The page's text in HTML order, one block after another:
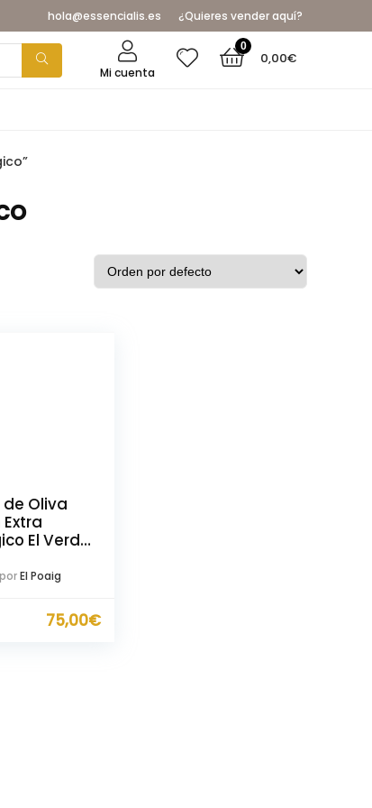
hola@essencialis.es ¿Quieres vender aquí?
Mi cuenta
0
0,00€
Oliva
El Verd
El Poaig
75,00€